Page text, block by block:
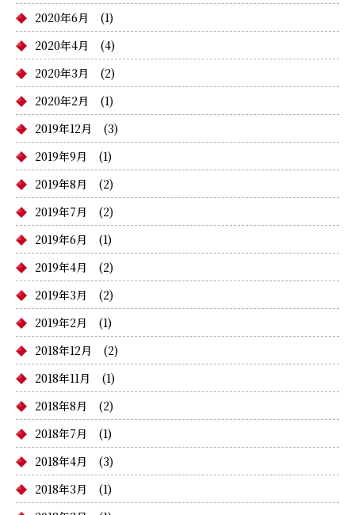
2020年6月
(1)
2020年4月
(4)
2020年3月
(2)
2020年2月
(1)
2019年12月
(3)
2019年9月
(1)
2019年8月
(2)
2019年7月
(2)
2019年6月
(1)
2019年4月
(2)
2019年3月
(2)
2019年2月
(1)
2018年12月
(2)
2018年11月
(1)
2018年8月
(2)
2018年7月
(1)
2018年4月
(3)
2018年3月
(1)